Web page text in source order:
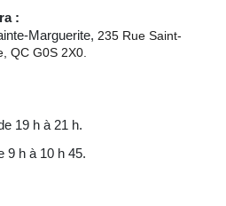
:
Marguerite, 235 Rue Saint-
QC G0S 2X0.
19 h à 21 h.
9 h à 10 h 45.